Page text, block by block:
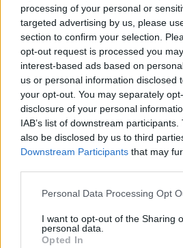
processing of your personal or
targeted advertising by us, please
section to confirm your selection.
opt-out request is processed you
interest-based ads based on
us or personal information disclosed
your opt-out. You may separately
disclosure of your personal
IAB’s list of downstream
also be disclosed by us to third
Downstream Participants that may
Personal Data Processing Opt
I want to opt-out of the Sharing
personal data.
Opted In
Kolo Muani così più forte di Vlahovic?
"Per il gioco di Motta, che ha un
ragionato, è più adatto Kolo Muani,
gioca con la squadra. Si è inserito in
numeri sono dalla sua parte. Per il
Zirkzee lui che Vlahovic".
Cosa aggiunge su questa Juventus?
"A me il progetto Juve mi piace,
interessante. Hanno puntato sui
difficile imporsi a livelli importanti, i
un percorso importante ma vedo
Napoli nel primo tempo ho visto una
Giuntoli lo difenderà fino alla fine,
le carte in regola per diventare un